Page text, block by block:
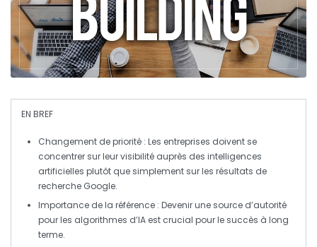
EN BREF
Changement de priorité : Les entreprises doivent se
concentrer sur leur visibilité auprès des intelligences
artificielles plutôt que simplement sur les résultats de
recherche Google.
Importance de la référence : Devenir une source d’autorité
pour les algorithmes d’IA est crucial pour le succès à long
terme.